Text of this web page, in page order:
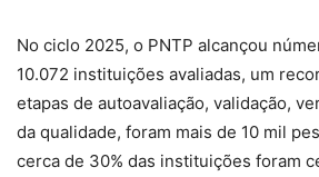
No ciclo 2025, o PNTP alcançou
10.072 instituições avaliadas, um
etapas de autoavaliação, validação,
da qualidade, foram mais de 10 mil
cerca de 30% das instituições foram